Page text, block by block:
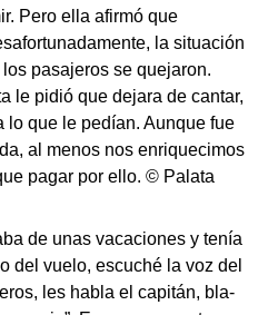
Pero ella afirmó que
la situación
pasajeros se quejaron.
le pidió que dejara de cantar,
lo que le pedían. Aunque fue
al menos nos enriquecimos
pagar por ello. © Palata
de unas vacaciones y tenía
del vuelo, escuché la voz del
les habla el capitán, bla-